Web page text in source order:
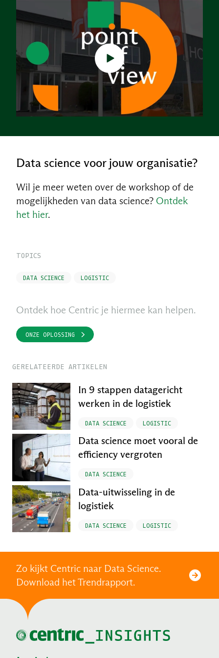
Data science voor jouw organisatie?
Wil je meer weten over de workshop of de
mogelijkheden van data science? Ontdek
het hier.
TOPICS
DATA SCIENCE LOGISTIC
Ontdek hoe Centric je hiermee kan helpen.
ONZE OPLOSSING
GERELATEERDE ARTIKELEN
In 9 stappen datagericht
werken in de logistiek
DATA SCIENCE LOGISTIC
Data science moet vooral de
efficiency vergroten
DATA SCIENCE
Data-uitwisseling in de
logistiek
DATA SCIENCE LOGISTIC
Zo kijkt Centric naar Data Science.
Download het Trendrapport.